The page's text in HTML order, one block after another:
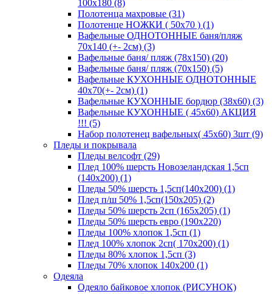
100х180 (8)
Полотенца махровые (31)
Полотенце НОЖКИ ( 50х70 ) (1)
Вафельные ОДНОТОННЫЕ баня/пляж
70х140 (+- 2см) (3)
Вафельные баня/ пляж (78х150) (20)
Вафельные баня/ пляж (70х150) (5)
Вафельные КУХОННЫЕ ОДНОТОННЫЕ
40х70(+- 2см) (1)
Вафельные КУХОННЫЕ бордюр (38х60) (3)
Вафельные КУХОННЫЕ ( 45х60) АКЦИЯ
!!! (5)
Набор полотенец вафельных( 45х60) 3шт (9)
Пледы и покрывала
Пледы велсофт (29)
Плед 100% шерсть Новозеландская 1,5сп
(140х200) (1)
Пледы 50% шерсть 1,5сп(140х200) (1)
Плед п/ш 50% 1,5сп(150х205) (2)
Пледы 50% шерсть 2сп (165х205) (1)
Пледы 50% шерсть евро (190х220)
Пледы 100% хлопок 1,5сп (1)
Плед 100% хлопок 2сп( 170х200) (1)
Пледы 80% хлопок 1,5сп (3)
Пледы 70% хлопок 140х200 (1)
Одеяла
Одеяло байковое хлопок (РИСУНОК)